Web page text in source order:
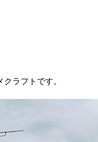
ラフトです。